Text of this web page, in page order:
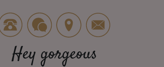
Hey gorgeous